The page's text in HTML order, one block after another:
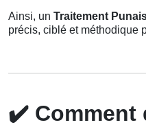
Ainsi, un Traitement
précis, ciblé et méthodique
✔️ Comment